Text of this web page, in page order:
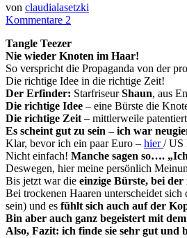
von claudialasetzki
Kommentare 2
Tangle Teezer
Nie wieder Knoten im Haar!
So verspricht die Propaganda von der
Die richtige Idee in die richtige Zeit!
Der Erfinder: StarfriseurShaun, aus
Die richtige Idee – eine Bürste die
Die richtige Zeit– mittlerweile
Es scheint gut zu sein – ich war
Klar, bevor ich ein paar Euro – hier/ US
Nicht einfach! Manche sagen so….
Deswegen, hier meine persönlich
Bis jetzt war die einzige Bürste, bei
Bei trockenen Haaren unterscheidet
sein) und es fühlt sich auch auf der
Bin aber auch ganz begeistert mit
Also, Fazit: ich finde sie sehr gut und